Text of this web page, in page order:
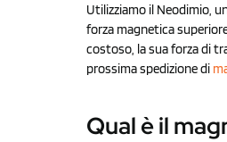
Utilizziamo il Neodimio,
forza magnetica
costoso, la sua forza di
prossima spedizione di
Qual è il